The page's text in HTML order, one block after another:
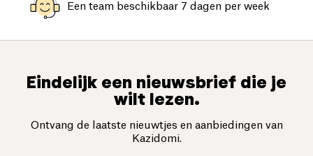
Een team beschikbaar 7 dagen per week
Eindelijk een nieuwsbrief die je
wilt lezen.
Ontvang de laatste nieuwtjes en aanbiedingen van
Kazidomi.